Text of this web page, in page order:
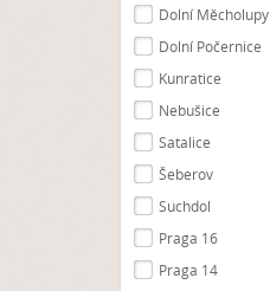
Dolní Měcholupy
Dolní Počernice
Kunratice
Nebušice
Satalice
Šeberov
Suchdol
Praga 16
Praga 14